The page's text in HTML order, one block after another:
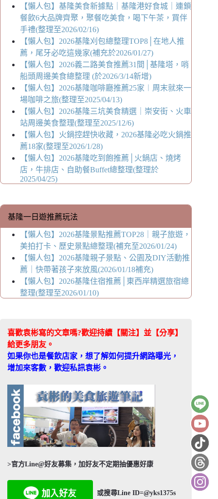
【懶人包】基隆美食新據點｜基隆港好食城｜連鎖
餐飲6大品牌齊聚，聚餐吃美食，喝下午茶，買伴
手禮(整理至2026/02/16)
【懶人包】2026基隆刈包總整理TOP8│在地人推
薦，尾牙必吃這幾家(補充於2026/01/27)
【懶人包】2026義二路美食推薦31間│基隆塔，哨
船頭周邊美食總整理 (於2026/3/14新增)
【懶人包】2026基隆咖啡廳推薦25家︱周末就來一
場咖啡之旅(整理至2025/04/13)
【懶人包】2026基隆三坑美食精選｜崇安街、火車
站周邊美食整理(整理至2025/12/6)
【懶人包】火鍋控趕快收藏，2026基隆必吃火鍋推
薦18家(整理至2026/1/28)
【懶人包】2026基隆吃到飽推薦│火鍋店、燒烤
店，牛排店、自助餐Buffet總整理(整理於
2025/04/25)
基隆一日遊推薦玩法
【懶人包】2026基隆景點推薦TOP28｜親子旅遊，
美拍打卡、歷史景點總整理(補充至2026/01/24)
【懶人包】2026基隆親子景點、公園及DIY活動推
薦｜快帶著孩子來放風(2026/01/18補充)
【懶人包】2026基隆住宿推薦│東西岸精選旅宿總
整理(整理至2026/01/10)
喜歡袁彬寫的文章嗎?歡迎持續【關注】並【分享】
給更多朋友。
如果你也是餐飲店家，想了解如何提升網路曝光，
增加來客數，歡迎私訊袁彬。
>官方Line@好友募集，加好友不定期抽優惠好康
或搜尋Line ID=@yks1375s